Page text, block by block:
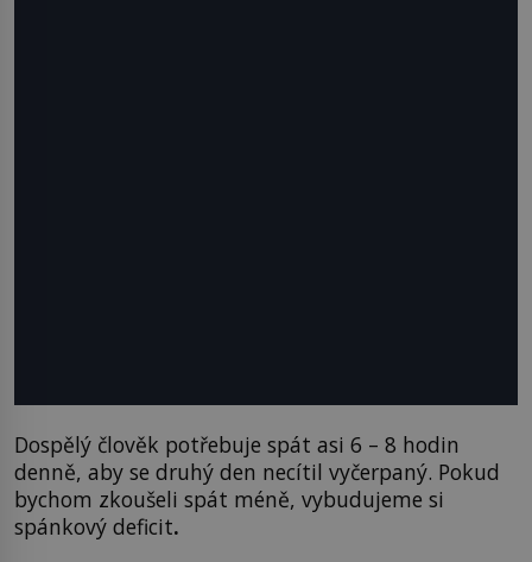
Dospělý člověk potřebuje spát asi 6 – 8 hodin
denně, aby se druhý den necítil vyčerpaný. Pokud
bychom zkoušeli spát méně, vybudujeme si
spánkový deficit.